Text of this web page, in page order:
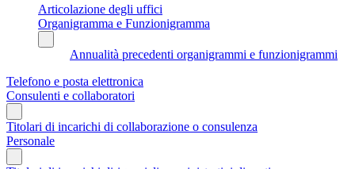
Articolazione degli uffici
Organigramma e Funzionigramma
Annualità precedenti organigrammi e funzionigrammi
Telefono e posta elettronica
Consulenti e collaboratori
Titolari di incarichi di collaborazione o consulenza
Personale